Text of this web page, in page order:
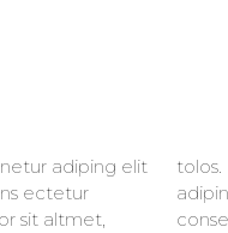
adiping elit
ectetur
sit altmet,
amet, conetur
sit amet,